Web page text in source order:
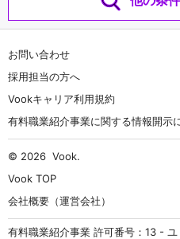
お問い合わせ
採用担当の方へ
Vookキャリア利用規約
有料職業紹介事業に関する情報開示
© 2026 Vook.
Vook TOP
会社概要（運営会社）
有料職業紹介事業 許可番号：13 -